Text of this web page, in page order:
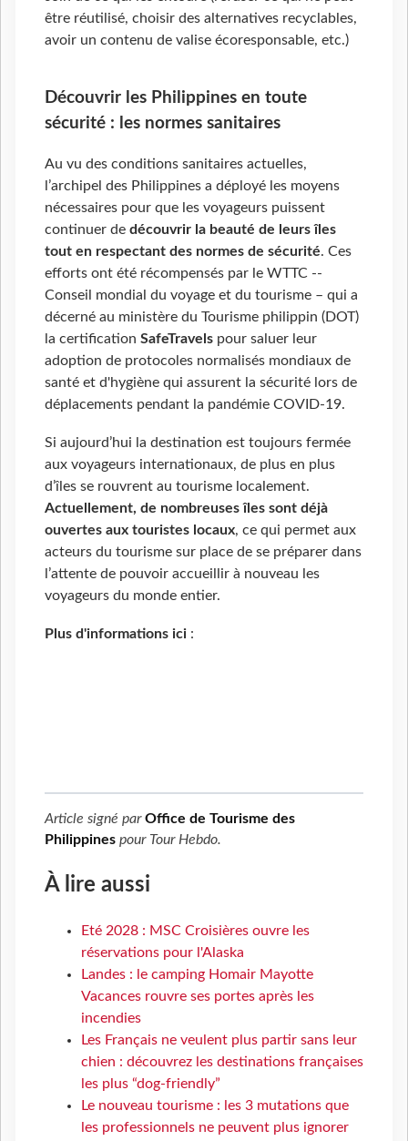
être réutilisé, choisir des alternatives recyclables,
avoir un contenu de valise écoresponsable, etc.)
Découvrir les Philippines en toute
sécurité : les normes sanitaires
Au vu des conditions sanitaires actuelles,
l’archipel des Philippines a déployé les moyens
nécessaires pour que les voyageurs puissent
continuer de découvrir la beauté de leurs îles
tout en respectant des normes de sécurité. Ces
efforts ont été récompensés par le WTTC --
Conseil mondial du voyage et du tourisme – qui a
décerné au ministère du Tourisme philippin (DOT)
la certification SafeTravels pour saluer leur
adoption de protocoles normalisés mondiaux de
santé et d'hygiène qui assurent la sécurité lors de
déplacements pendant la pandémie COVID-19.
Si aujourd’hui la destination est toujours fermée
aux voyageurs internationaux, de plus en plus
d’îles se rouvrent au tourisme localement.
Actuellement, de nombreuses îles sont déjà
ouvertes aux touristes locaux, ce qui permet aux
acteurs du tourisme sur place de se préparer dans
l’attente de pouvoir accueillir à nouveau les
voyageurs du monde entier.
Plus d'informations ici :
Article signé parOffice de Tourisme des
Philippines pour Tour Hebdo.
À lire aussi
Eté 2028 : MSC Croisières ouvre les
réservations pour l'Alaska
Landes : le camping Homair Mayotte
Vacances rouvre ses portes après les
incendies
Les Français ne veulent plus partir sans leur
chien : découvrez les destinations françaises
les plus “dog-friendly”
Le nouveau tourisme : les 3 mutations que
les professionnels ne peuvent plus ignorer